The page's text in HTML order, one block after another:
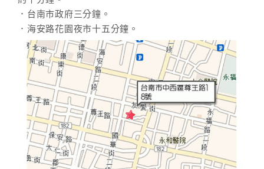
．台南市政府三分鐘。
．海安路花園夜市十五分鐘。